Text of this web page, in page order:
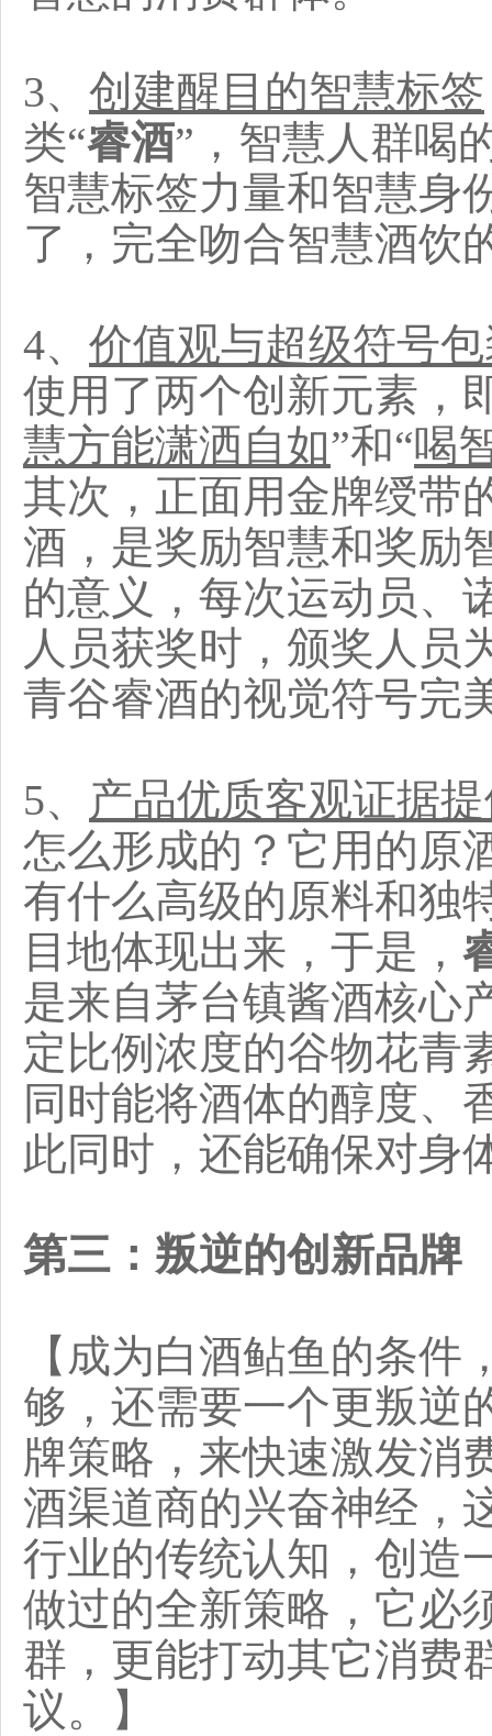
3、 创建醒目的智慧标签
类“睿酒”，智慧人群喝
智慧标签力量和智慧身
了，完全吻合智慧酒饮
4、 价值观与超级符号
使用了两个创新元素，
慧方能潇洒自如”和“喝
其次，正面用金牌绶带
酒，是奖励智慧和奖励
的意义，每次运动员、
人员获奖时，颁奖人员
青谷睿酒的视觉符号完
5、 产品优质客观证据
怎么形成的？它用的原
有什么高级的原料和独
目地体现出来，于是，
是来自茅台镇酱酒核心
定比例浓度的谷物花青
同时能将酒体的醇度、
此同时，还能确保对身
第三：叛逆的创新品牌
【成为白酒鲇鱼的条
够，还需要一个更叛逆
牌策略，来快速激发消
酒渠道商的兴奋神经，
行业的传统认知，创造
做过的全新策略，它必
群，更能打动其它消费
议。】